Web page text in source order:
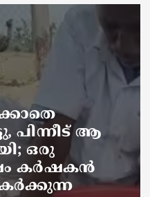
പിന്നീട് ആ
ഒരു
കര്‍ഷകന്‍